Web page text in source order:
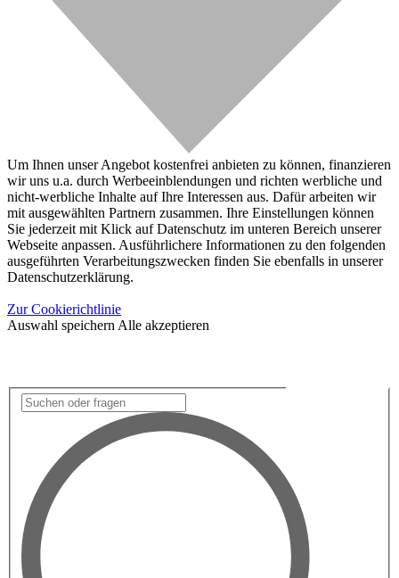
Um Ihnen unser Angebot kostenfrei anbieten zu können, finanzieren
wir uns u.a. durch Werbeeinblendungen und richten werbliche und
nicht-werbliche Inhalte auf Ihre Interessen aus. Dafür arbeiten wir
mit ausgewählten Partnern zusammen. Ihre Einstellungen können
Sie jederzeit mit Klick auf Datenschutz im unteren Bereich unserer
Webseite anpassen. Ausführlichere Informationen zu den folgenden
ausgeführten Verarbeitungszwecken finden Sie ebenfalls in unserer
Datenschutzerklärung.
Zur Cookierichtlinie
Auswahl speichern Alle akzeptieren